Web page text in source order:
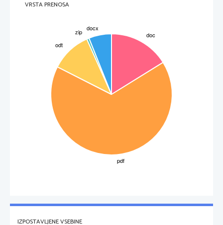
Romeo odide v Montovo. Oče Capulet zahteva, da se Julija v dveh dneh
poroči s Parisom (da ne bo žalovala za Thybaltom). Julija gre do Lorenza.
Spopade se s Parisom in ga ubije, nato izpije strup in umre. Potem se zbudi
Julija. Vidi, da je Romeo mrtev in se ubije z njegovim bodalom. Po njuni
smrti Lorenzo pove staršem vso zgodbo. Družini Capulet in Monteg se
VRSTA PRENOSA
IZPOSTAVLJENE VSEBINE